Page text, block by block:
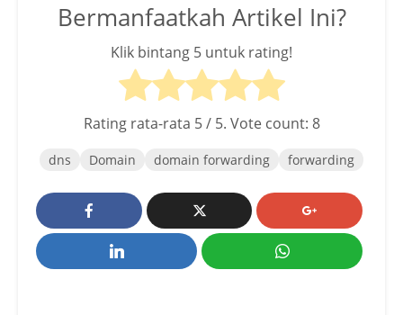
Bermanfaatkah Artikel Ini?
Klik bintang 5 untuk rating!
Rating rata-rata 5/ 5. Vote count: 8
dns Domain domain forwarding forwarding